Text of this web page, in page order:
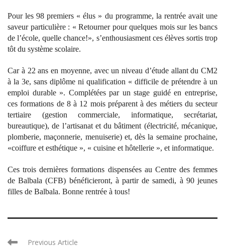
Pour les 98 premiers « élus » du programme, la rentrée avait une
saveur particulière : « Retourner pour quelques mois sur les bancs
de l’école, quelle chance!», s’enthousiasment ces élèves sortis trop
tôt du système scolaire.
Car à 22 ans en moyenne, avec un niveau d’étude allant du CM2
à la 3e, sans diplôme ni qualification « difficile de prétendre à un
emploi durable ». Complétées par un stage guidé en entreprise,
ces formations de 8 à 12 mois préparent à des métiers du secteur
tertiaire (gestion commerciale, informatique, secrétariat,
bureautique), de l’artisanat et du bâtiment (électricité, mécanique,
plomberie, maçonnerie, menuiserie) et, dès la semaine prochaine,
«coiffure et esthétique », « cuisine et hôtellerie », et informatique.
Ces trois dernières formations dispensées au Centre des femmes
de Balbala (CFB) bénéficieront, à partir de samedi, à 90 jeunes
filles de Balbala. Bonne rentrée à tous!
Previous Article